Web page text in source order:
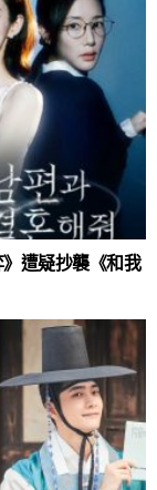
遭疑抄襲《和我